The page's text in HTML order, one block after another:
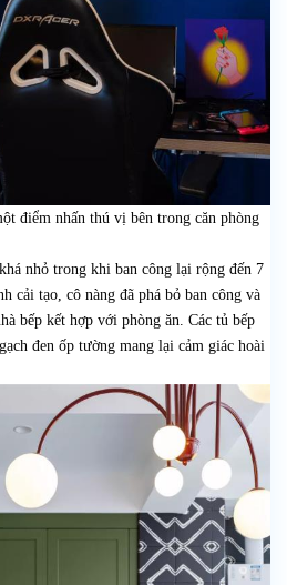
điểm nhấn thú vị bên trong căn phòng
nhỏ trong khi ban công lại rộng đến 7
cải tạo, cô nàng đã phá bỏ ban công và
bếp kết hợp với phòng ăn. Các tủ bếp
đen ốp tường mang lại cảm giác hoài